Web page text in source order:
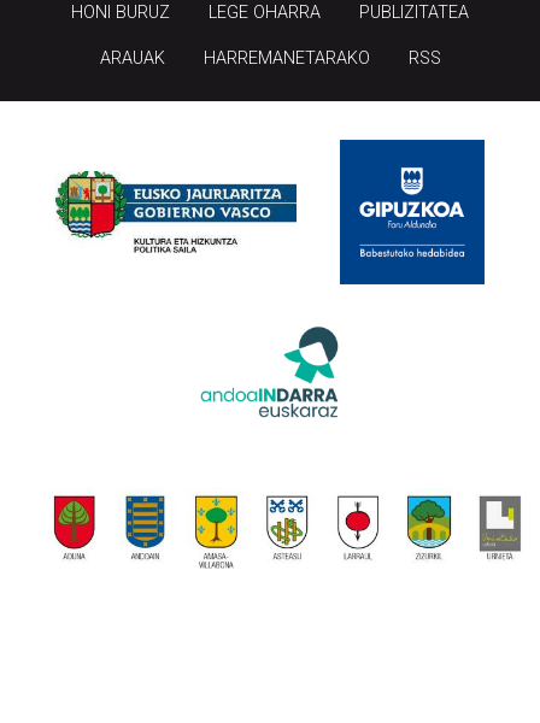
HONI BURUZ LEGE OHARRA PUBLIZITATEA
ARAUAK HARREMANETARAKO RSS